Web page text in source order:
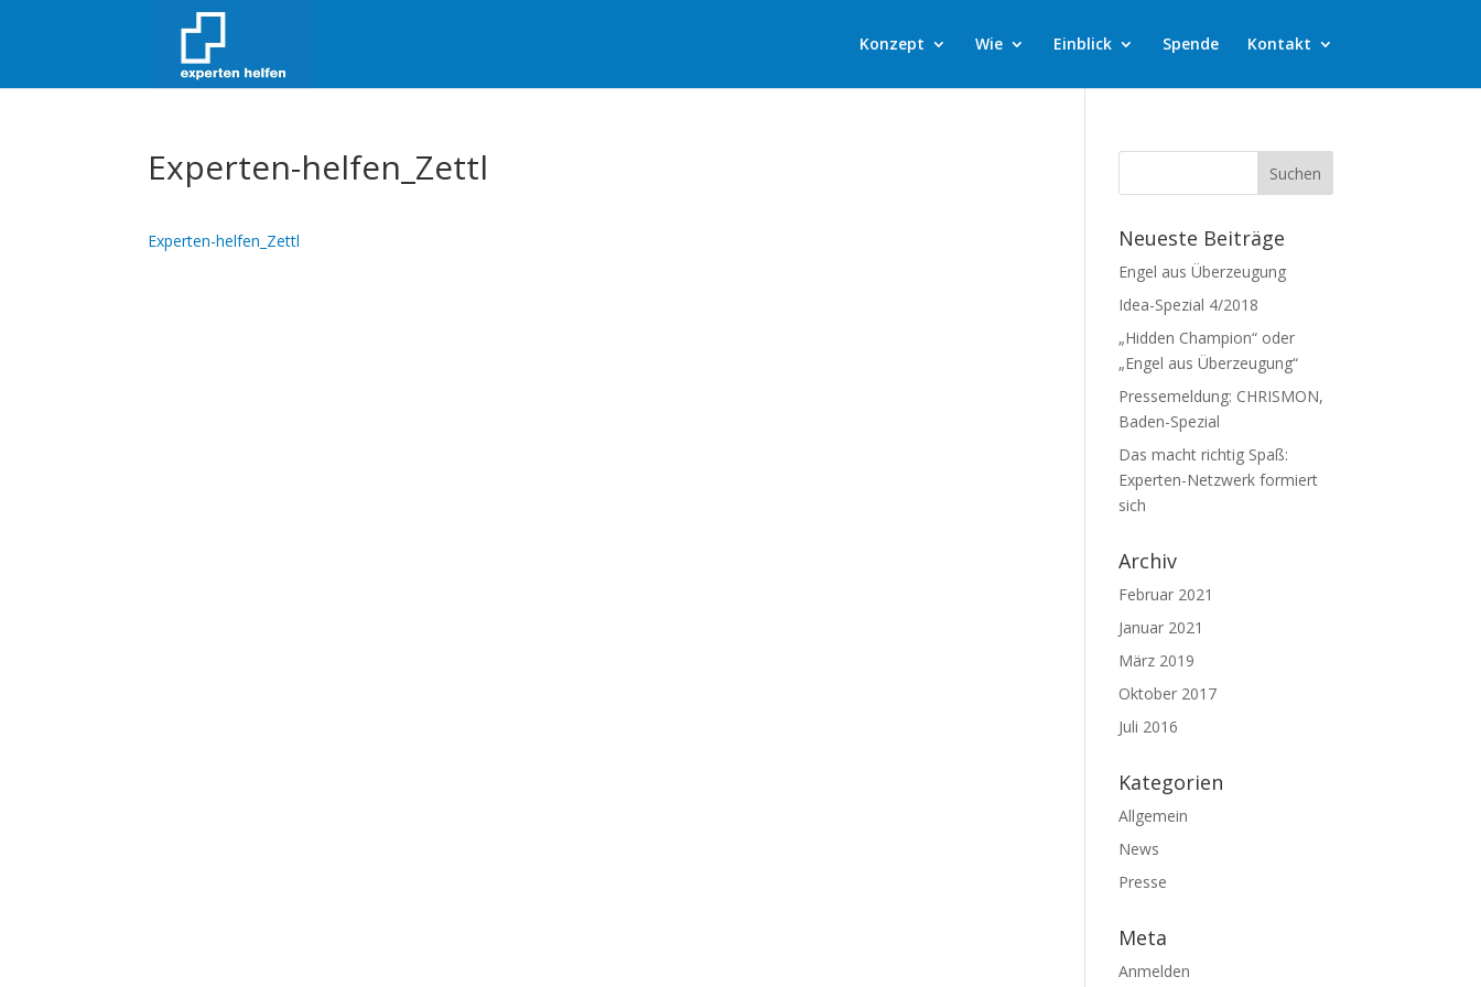
Konzept Wie Einblick Spende Kontakt
Experten-helfen_Zettl
Experten-helfen_Zettl Neueste Beiträge
Engel aus Überzeugung
Idea-Spezial 4/2018
„Hidden Champion“ oder
„Engel aus Überzeugung“
Pressemeldung: CHRISMON,
Baden-Spezial
Das macht richtig Spaß:
Experten-Netzwerk formiert
sich
Archiv
Februar 2021
Januar 2021
März 2019
Oktober 2017
Juli 2016
Kategorien
Allgemein
News
Presse
Meta
Anmelden